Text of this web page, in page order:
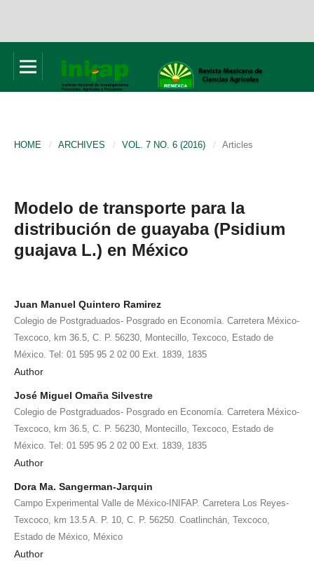
HOME / ARCHIVES / VOL. 7 NO. 6 (2016) / Articles
Modelo de transporte para la
distribución de guayaba (Psidium
guajava L.) en México
Juan Manuel Quintero Ramirez
Colegio de Postgraduados- Posgrado en Economía. Carretera México-
Texcoco, km 36.5, C. P. 56230, Montecillo, Texcoco, Estado de
México. Tel: 01 595 95 2 02 00 Ext. 1839, 1835
Author
José Miguel Omaña Silvestre
Colegio de Postgraduados- Posgrado en Economía. Carretera México-
Texcoco, km 36.5, C. P. 56230, Montecillo, Texcoco, Estado de
México. Tel: 01 595 95 2 02 00 Ext. 1839, 1835
Author
Dora Ma. Sangerman-Jarquin
Campo Experimental Valle de México-INIFAP. Carretera Los Reyes-
Texcoco, km 13.5 A. P. 10, C. P. 56250. Coatlinchán, Texcoco,
Estado de México, México
Author